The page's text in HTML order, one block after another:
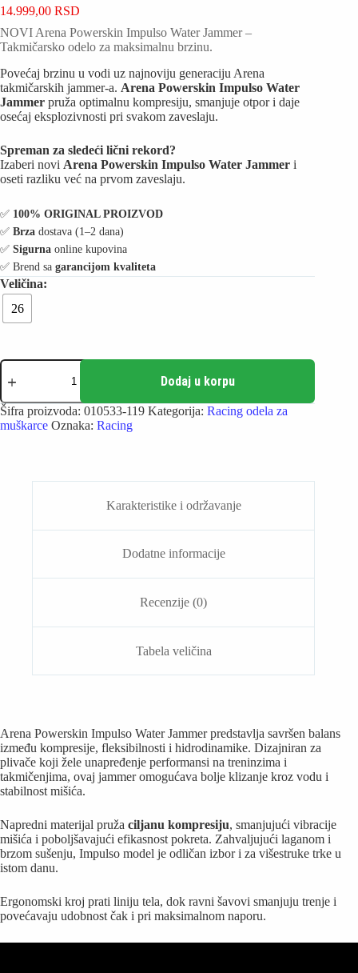
14.999,00 RSD
NOVI Arena Powerskin Impulso Water Jammer –
Takmičarsko odelo za maksimalnu brzinu.
Povećaj brzinu u vodi uz najnoviju generaciju Arena
takmičarskih jammer-a. Arena Powerskin Impulso Water
Jammer pruža optimalnu kompresiju, smanjuje otpor i daje
osećaj eksplozivnosti pri svakom zaveslaju.
Spreman za sledeći lični rekord?
Izaberi novi Arena Powerskin Impulso Water Jammer i
oseti razliku već na prvom zaveslaju.
✅️ 100% ORIGINAL PROIZVOD
✅️ Brza dostava (1–2 dana)
✅️ Sigurna online kupovina
✅️ Brend sa garancijom kvaliteta
26
Arena
Racing
Powerskin
Impulso
Water
Dodaj u korpu
Šifra proizvoda: 010533-119 Kategorija: Racing odela za
muškarce Oznaka: Racing
Karakteristike i održavanje
Dodatne informacije
Recenzije (0)
Tabela veličina
Arena Powerskin Impulso Water Jammer predstavlja savršen balans
između kompresije, fleksibilnosti i hidrodinamike. Dizajniran za
plivače koji žele unapređenje performansi na treninzima i
takmičenjima, ovaj jammer omogućava bolje klizanje kroz vodu i
stabilnost mišića.
Napredni materijal pruža ciljanu kompresiju, smanjujući vibracije
mišića i poboljšavajući efikasnost pokreta. Zahvaljujući laganom i
brzom sušenju, Impulso model je odličan izbor i za višestruke trke u
istom danu.
Ergonomski kroj prati liniju tela, dok ravni šavovi smanjuju trenje i
povećavaju udobnost čak i pri maksimalnom naporu.